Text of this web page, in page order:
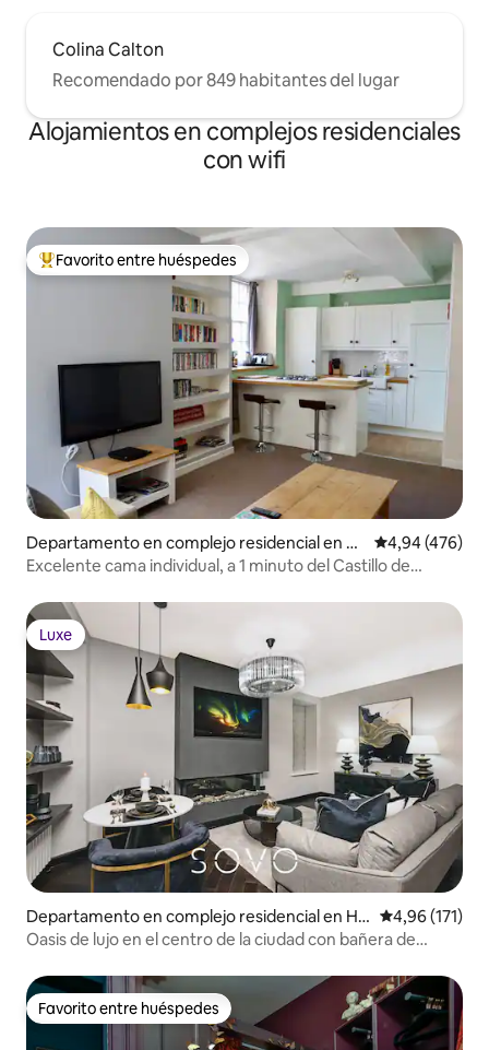
Colina Calton
Recomendado por 849 habitantes del lugar
Alojamientos en complejos residenciales
con wifi
Favorito entre los huéspedes más destacados
Favorito entre huéspedes
Departamento en complejo residencial en Ci
udad vieja de Edimburgo
Calificación
4,94 (476)
Excelente cama individual, a 1 minuto del Castillo de
Luxe
Luxe
Departamento en complejo residencial en Ha
ymarket
Calificación
4,96 (171)
Oasis de lujo en el centro de la ciudad con bañera de
Favorito entre huéspedes
Favorito entre huéspedes